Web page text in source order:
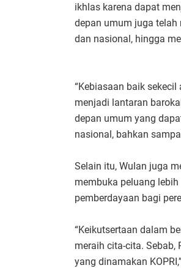
ikhlas karena dapat
depan umum juga
dan nasional, hingga
“Kebiasaan baik
menjadi lantaran
depan umum yang
nasional, bahkan
Selain itu, Wulan juga
membuka peluang
pemberdayaan bagi
“Keikutsertaan dalam
meraih cita-cita.
yang dinamakan